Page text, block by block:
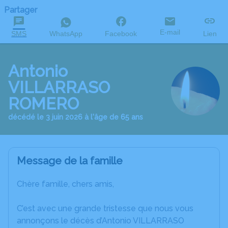
Partager
SMS WhatsApp Facebook E-mail Lien
Antonio
VILLARRASO
ROMERO
décédé le 3 juin 2026 à l'âge de 65 ans
Message de la famille
Chère famille, chers amis,
C’est avec une grande tristesse que nous vous
annonçons le décès d’Antonio VILLARRASO